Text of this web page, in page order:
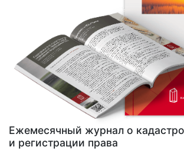
Ежемесячный журнал о
и регистрации права